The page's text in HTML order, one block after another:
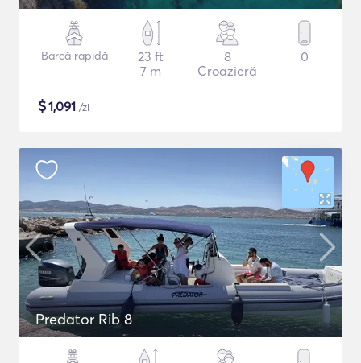
Barcă rapidă
23 ft
7 m
8
Croazieră
0
$1,091 /zi
Predator Rib 8